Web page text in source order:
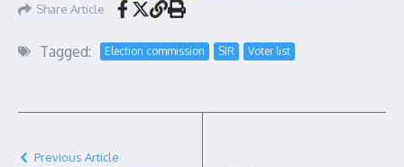
Share Article
Tagged: Election commission SIR Voter list
Previous Article